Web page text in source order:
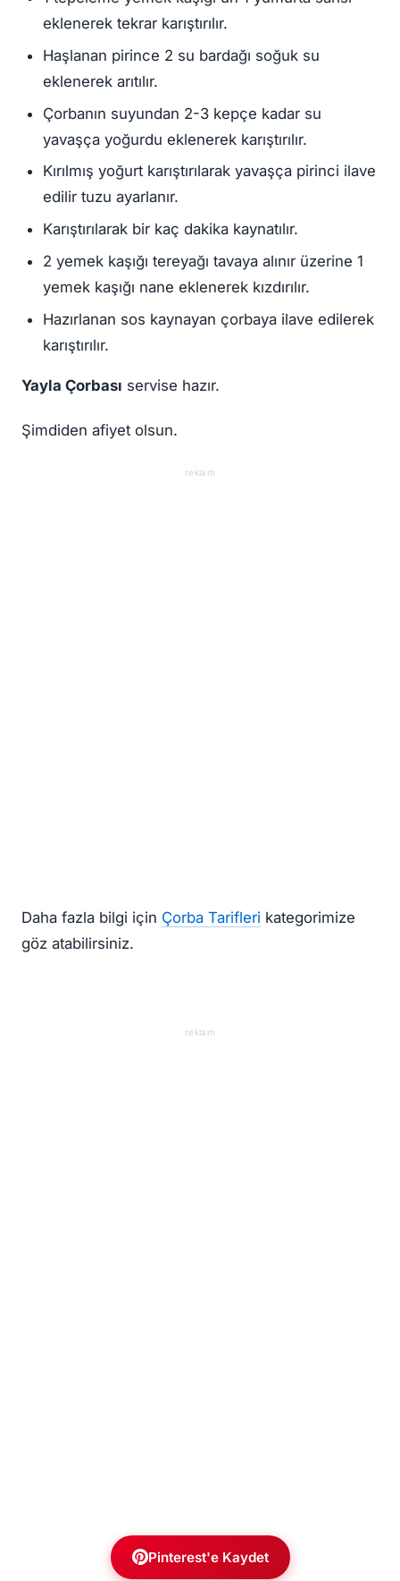
eklenerek tekrar karıştırılır.
Haşlanan pirince 2 su bardağı soğuk su
eklenerek arıtılır.
Çorbanın suyundan 2-3 kepçe kadar su
yavaşça yoğurdu eklenerek karıştırılır.
Kırılmış yoğurt karıştırılarak yavaşça pirinci ilave
edilir tuzu ayarlanır.
Karıştırılarak bir kaç dakika kaynatılır.
2 yemek kaşığı tereyağı tavaya alınır üzerine 1
yemek kaşığı nane eklenerek kızdırılır.
Hazırlanan sos kaynayan çorbaya ilave edilerek
karıştırılır.
Yayla Çorbası servise hazır.
Şimdiden afiyet olsun.
reklam
Daha fazla bilgi için Çorba Tarifleri kategorimize
göz atabilirsiniz.
reklam
Pinterest'e Kaydet